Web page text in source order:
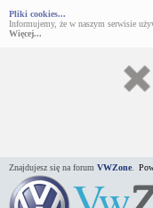
Pliki cookies...
Informujemy, że w naszym serwisie
Więcej...
Znajdujesz się na forum VWZone